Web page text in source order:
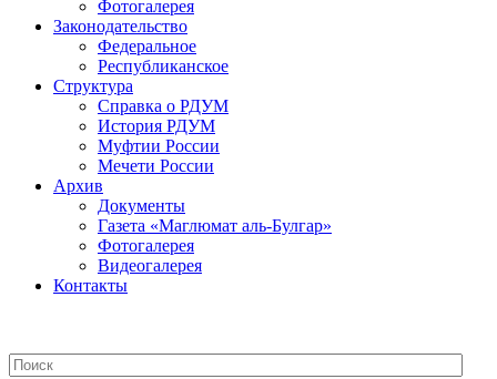
Фотогалерея
Законодательство
Федеральное
Республиканское
Структура
Справка о РДУМ
История РДУМ
Муфтии России
Мечети России
Архив
Документы
Газета «Маглюмат аль-Булгар»
Фотогалерея
Видеогалерея
Контакты